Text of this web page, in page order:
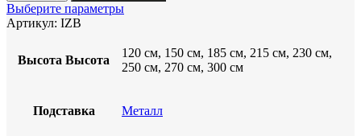
Выберите параметры
Артикул: IZB
Высота Высота
120 см, 150 см, 185 см, 215 см, 230 см,
250 см, 270 см, 300 см
Подставка Металл